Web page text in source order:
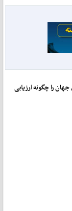
را چگونه ارزیابی